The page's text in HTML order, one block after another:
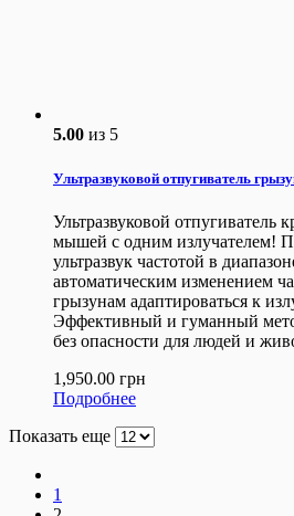
5.00 из 5
Ультразвуковой отпугиватель
Ультразвуковой
мышей с одним излучателем!
ультразвук частотой в
автоматическим изменением
грызунам адаптироваться к
Эффективный и гуманный
без опасности для людей и
1,950.00 грн
Подробнее
Показать еще
1